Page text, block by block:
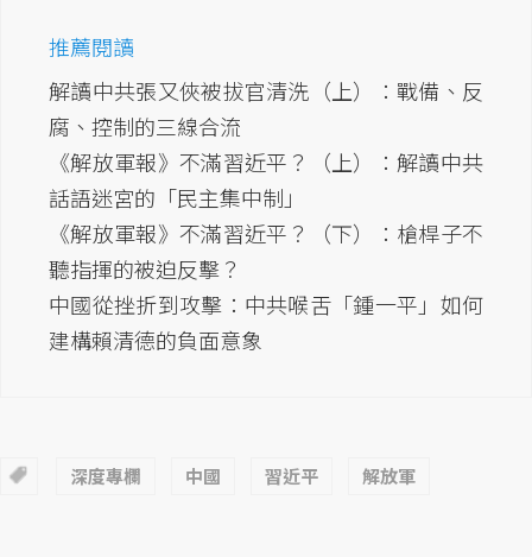
推薦閱讀
解讀中共張又俠被拔官清洗（上）：戰備、反
腐、控制的三線合流
《解放軍報》不滿習近平？（上）：解讀中共
話語迷宮的「民主集中制」
《解放軍報》不滿習近平？（下）：槍桿子不
聽指揮的被迫反擊？
中國從挫折到攻擊：中共喉舌「鍾一平」如何
建構賴清德的負面意象
深度專欄 中國 習近平 解放軍